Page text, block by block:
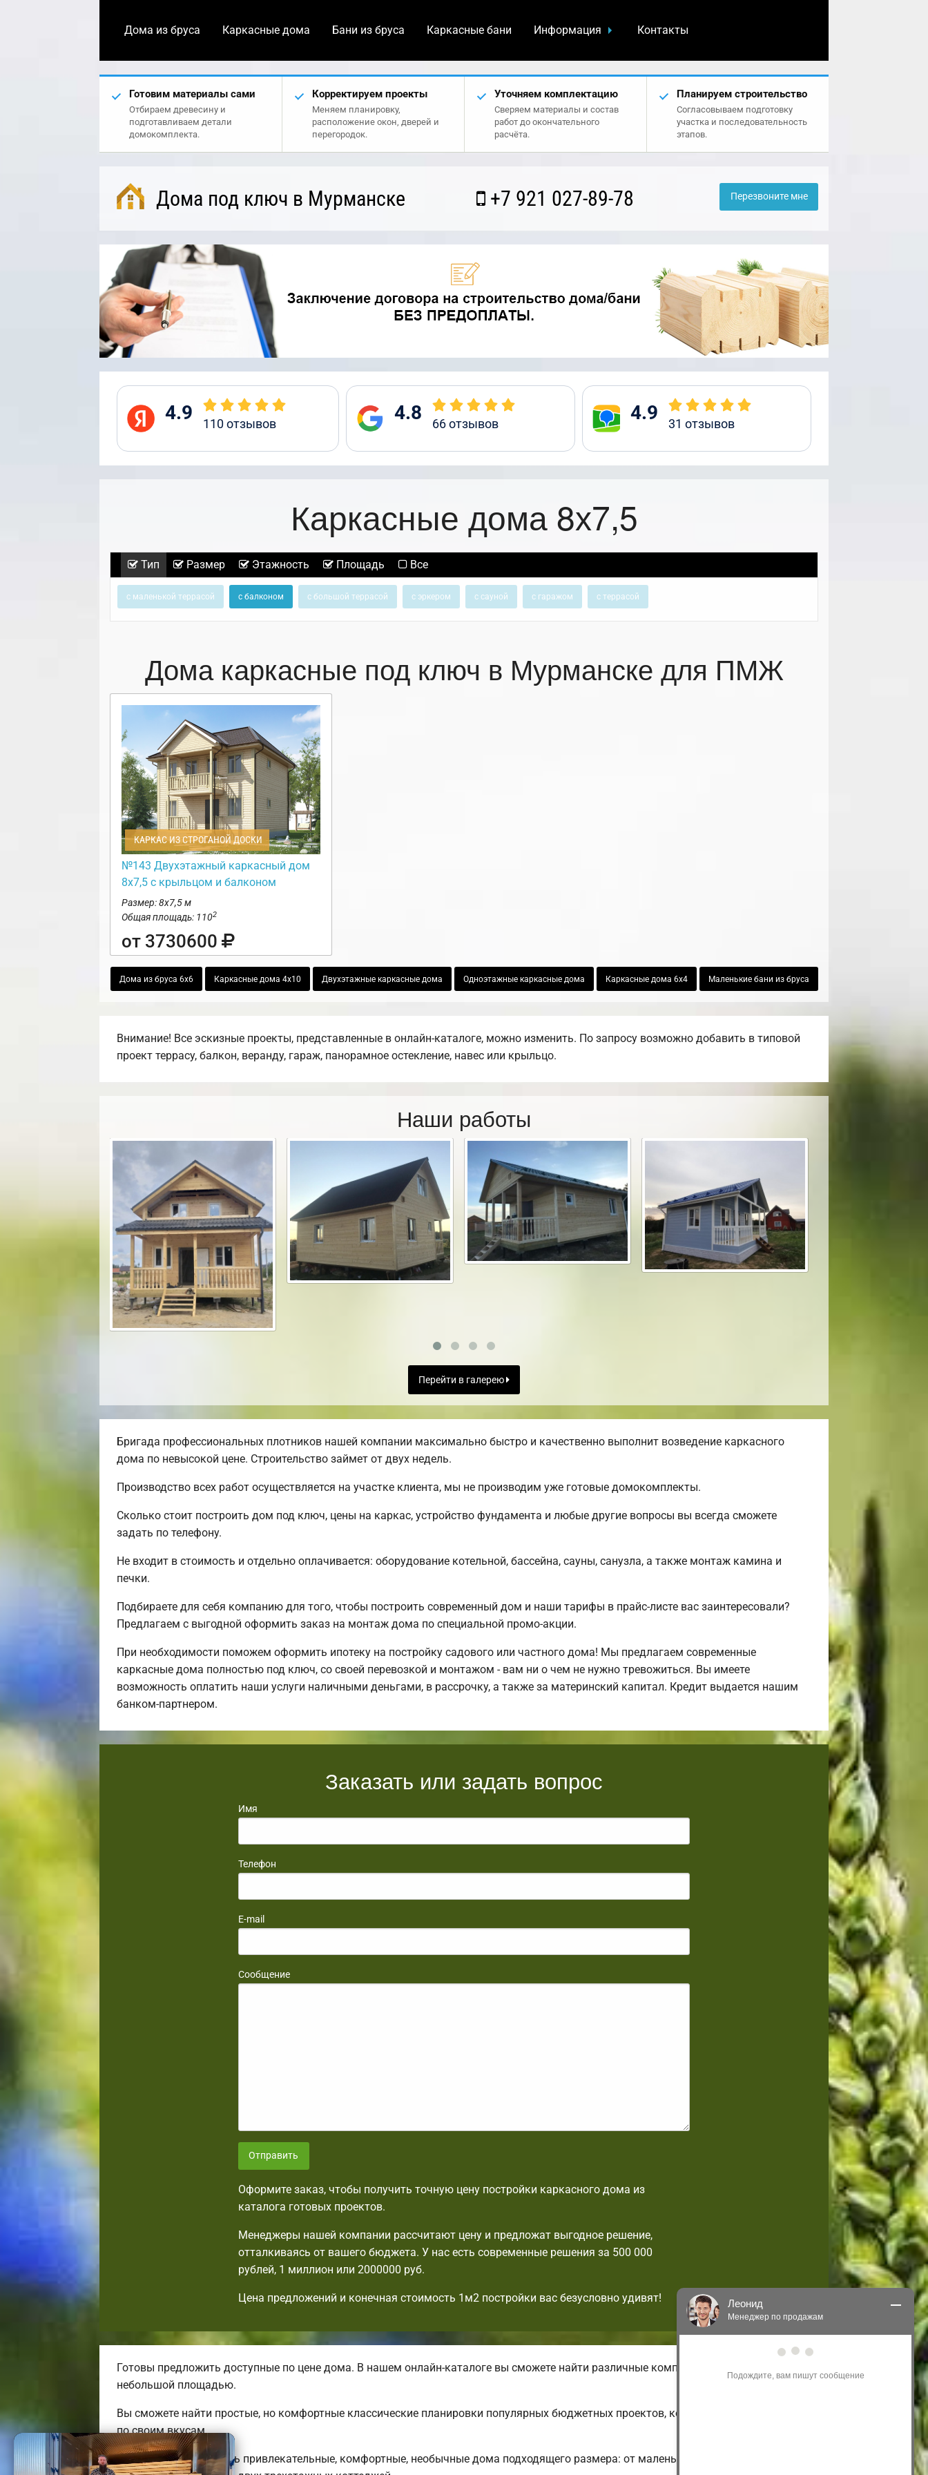
Дома из бруса Каркасные дома Бани из бруса Каркасные бани Информация Контакты
Готовим материалы сами
Отбираем древесину и
подготавливаем детали
домокомплекта.
Корректируем проекты
Меняем планировку,
расположение окон, дверей и
перегородок.
Уточняем комплектацию
Сверяем материалы и состав
работ до окончательного
расчёта.
Планируем строительство
Согласовываем подготовку
участка и последовательность
этапов.
Дома под ключ в Мурманске +7 921 027-89-78 Перезвоните мне
4.9 110отзывов 4.8 66отзывов 4.9 31 отзывов
Каркасные дома 8х7,5
Тип Размер Этажность Площадь Все
с маленькой террасой с балконом с большой террасой с эркером с сауной с гаражом с террасой
Дома каркасные под ключ в Мурманске для ПМЖ
КАРКАС ИЗ СТРОГАНОЙ ДОСКИ
№143 Двухэтажный каркасный дом
8х7,5 с крыльцом и балконом
Размер: 8х7,5 м
Общая площадь: 1102
от 3730600
Дома из бруса 6х6 Каркасные дома 4х10 Двухэтажные каркасные дома Одноэтажные каркасные дома Каркасные дома 6х4 Маленькие бани из бруса
Внимание! Все эскизные проекты, представленные в онлайн-каталоге, можно изменить. По запросу возможно добавить в типовой
проект террасу, балкон, веранду, гараж, панорамное остекление, навес или крыльцо.
Наши работы
Перейти в галерею
Бригада профессиональных плотников нашей компании максимально быстро и качественно выполнит возведение каркасного
дома по невысокой цене. Строительство займет от двух недель.
Производство всех работ осуществляется на участке клиента, мы не производим уже готовые домокомплекты.
Сколько стоит построить дом под ключ, цены на каркас, устройство фундамента и любые другие вопросы вы всегда сможете
задать по телефону.
Не входит в стоимость и отдельно оплачивается: оборудование котельной, бассейна, сауны, санузла, а также монтаж камина и
печки.
Подбираете для себя компанию для того, чтобы построить современный дом и наши тарифы в прайс-листе вас заинтересовали?
Предлагаем с выгодной оформить заказ на монтаж дома по специальной промо-акции.
При необходимости поможем оформить ипотеку на постройку садового или частного дома! Мы предлагаем современные
каркасные дома полностью под ключ, со своей перевозкой и монтажом - вам ни о чем не нужно тревожиться. Вы имеете
возможность оплатить наши услуги наличными деньгами, в рассрочку, а также за материнский капитал. Кредит выдается нашим
банком-партнером.
Заказать или задать вопрос
Имя
Телефон
E-mail
Сообщение
Отправить
Оформите заказ, чтобы получить точную цену постройки каркасного дома из
каталога готовых проектов.
Менеджеры нашей компании рассчитают цену и предложат выгодное решение,
отталкиваясь от вашего бюджета. У нас есть современные решения за 500 000
рублей, 1 миллион или 2000000 руб.
Цена предложений и конечная стоимость 1м2 постройки вас безусловно удивят!
Готовы предложить доступные по цене дома. В нашем онлайн-каталоге вы сможете найти различные комплектации домов с
небольшой площадью.
Вы сможете найти простые, но комфортные классические планировки популярных бюджетных проектов, которые можно изменить
по своим вкусам.
Мы можем предложить привлекательные, комфортные, необычные дома подходящего размера: от маленьких одноэтажных и
Леонид
Менеджер по продажам
Здравствуйте! Я могу
акциям и проектам.